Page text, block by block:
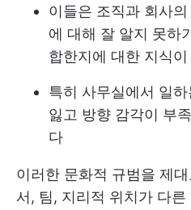
이들은 조직과 회사
에 대해 잘 알지 못하
합한지에 대한 지식
특히 사무실에서 일
잃고 방향 감각이 부
다
이러한 문화적 규범을 제
서, 팀, 지리적 위치가 다